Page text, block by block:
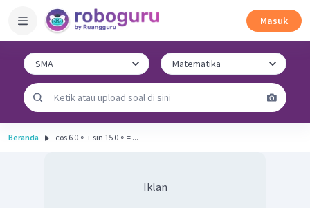
Masuk
Beranda cos 6 0 ∘ + sin 15 0 ∘ = ...
Iklan